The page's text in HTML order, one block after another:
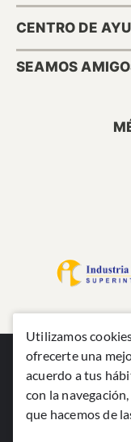
Utilizamos
ofrecerte una
acuerdo a tus
con la
que hacemos de
CENTRO DE
SEAMOS